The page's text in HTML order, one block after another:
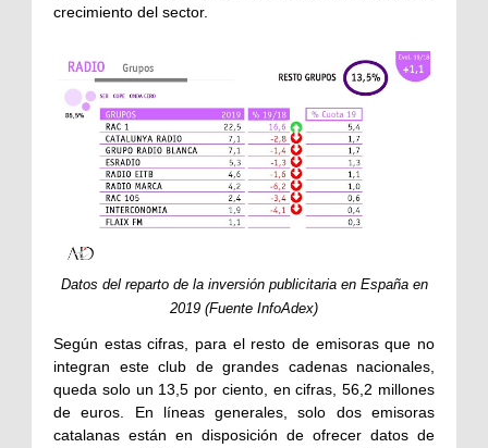
crecimiento del sector.
Datos del reparto de la inversión publicitaria en España en
2019 (Fuente InfoAdex)
Según estas cifras, para el resto de emisoras que no
integran este club de grandes cadenas nacionales,
queda solo un 13,5 por ciento, en cifras, 56,2 millones
de euros. En líneas generales, solo dos emisoras
catalanas están en disposición de ofrecer datos de